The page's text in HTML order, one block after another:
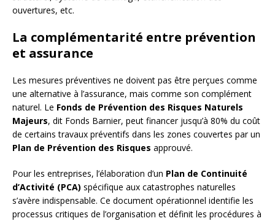
ouvertures, etc.
La complémentarité entre prévention
et assurance
Les mesures préventives ne doivent pas être perçues comme
une alternative à l’assurance, mais comme son complément
naturel. Le Fonds de Prévention des Risques Naturels
Majeurs, dit Fonds Barnier, peut financer jusqu’à 80% du coût
de certains travaux préventifs dans les zones couvertes par un
Plan de Prévention des Risques approuvé.
Pour les entreprises, l’élaboration d’un Plan de Continuité
d’Activité (PCA) spécifique aux catastrophes naturelles
s’avère indispensable. Ce document opérationnel identifie les
processus critiques de l’organisation et définit les procédures à